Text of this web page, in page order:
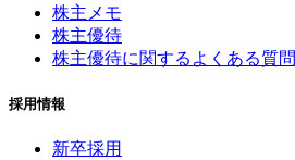
株主メモ
株主優待
株主優待に関するよくある質問
採用情報
新卒採用